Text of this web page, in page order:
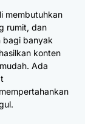
membutuhkan
rumit, dan
bagi banyak
konten
Ada